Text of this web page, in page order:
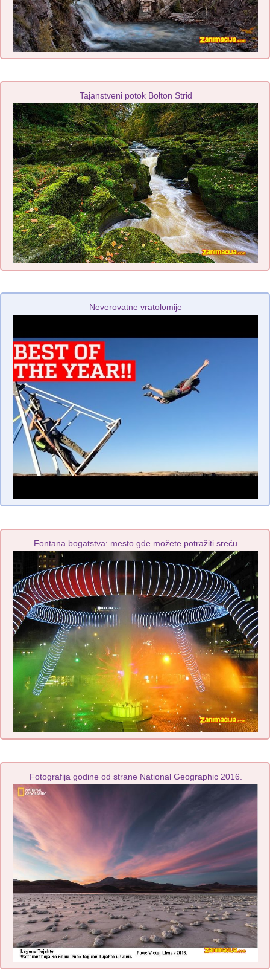
Tajanstveni potok Bolton Strid
Neverovatne vratolomije
Fontana bogatstva: mesto gde možete potražiti sreću
Fotografija godine od strane National Geographic 2016.